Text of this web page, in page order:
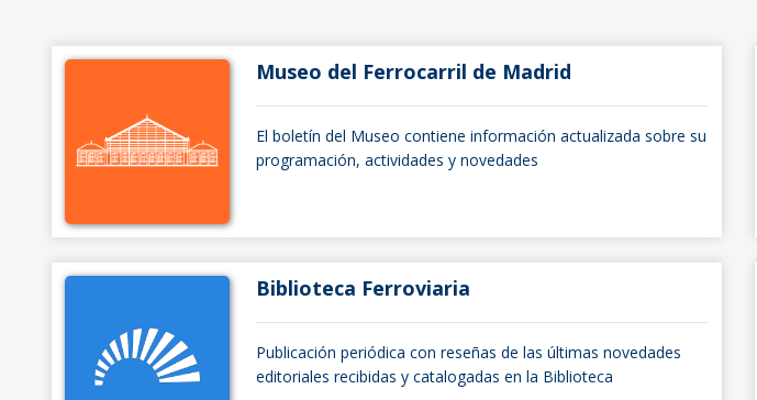
Museo del Ferrocarril de Madrid
El boletín del Museo contiene información actualizada sobre su
programación, actividades y novedades
Biblioteca Ferroviaria
Publicación periódica con reseñas de las últimas novedades
editoriales recibidas y catalogadas en la Biblioteca